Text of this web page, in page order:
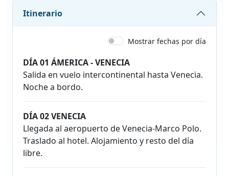
Itinerario
Mostrar fechas por día
DÍA 01 ÁMERICA - VENECIA
Salida en vuelo intercontinental hasta Venecia.
Noche a bordo.
DÍA 02 VENECIA
Llegada al aeropuerto de Venecia-Marco Polo.
Traslado al hotel. Alojamiento y resto del día
libre.